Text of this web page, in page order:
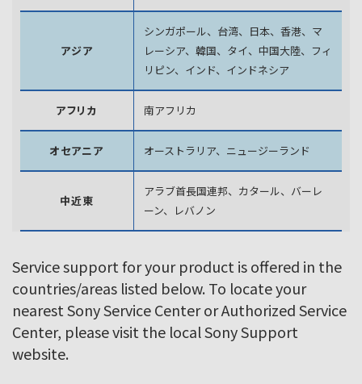
アジア
シンガポール、台湾、日本、香港、マ
レーシア、韓国、 タイ、中国大陸、フィ
リピン、インド、インドネシア
アフリカ 南アフリカ
オセアニア オーストラリア、ニュージーランド
中近東
アラブ首長国連邦、カタール、バーレ
ーン、レバノン
Service support for your product is offered in the
countries/areas listed below. To locate your
nearest Sony Service Center or Authorized Service
Center, please visit the local Sony Support
website.